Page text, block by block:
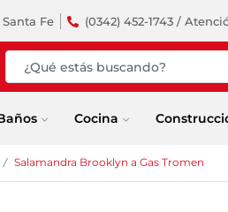
Fe (0342) 452-1743 /
Cocina
/ Salamandra Brooklyn a Gas Tromen